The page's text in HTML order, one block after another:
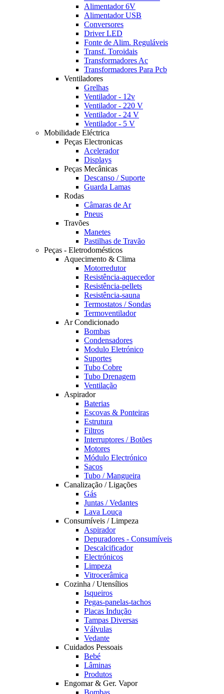
Alimentador 6V
Alimentador USB
Conversores
Driver LED
Fonte de Alim. Reguláveis
Transf. Toroidais
Transformadores Ac
Transformadores Para Pcb
Ventiladores
Grelhas
Ventilador - 12v
Ventilador - 220 V
Ventilador - 24 V
Ventilador - 5 V
Mobilidade Eléctrica
Peças Electronicas
Acelerador
Displays
Peças Mecânicas
Descanso / Suporte
Guarda Lamas
Rodas
Câmaras de Ar
Pneus
Travões
Manetes
Pastilhas de Travão
Peças - Eletrodomésticos
Aquecimento & Clima
Motorredutor
Resistência-aquecedor
Resistência-pellets
Resistência-sauna
Termostatos / Sondas
Termoventilador
Ar Condicionado
Bombas
Condensadores
Modulo Eletrónico
Suportes
Tubo Cobre
Tubo Drenagem
Ventilação
Aspirador
Baterias
Escovas & Ponteiras
Estrutura
Filtros
Interruptores / Botões
Motores
Módulo Electrónico
Sacos
Tubo / Mangueira
Canalização / Ligações
Gás
Juntas / Vedantes
Lava Louça
Consumíveis / Limpeza
Aspirador
Depuradores - Consumíveis
Descalcificador
Electrónicos
Limpeza
Vitrocerâmica
Cozinha / Utensílios
Isqueiros
Pegas-panelas-tachos
Placas Indução
Tampas Diversas
Válvulas
Vedante
Cuidados Pessoais
Bebé
Lâminas
Produtos
Engomar & Ger. Vapor
Bombas